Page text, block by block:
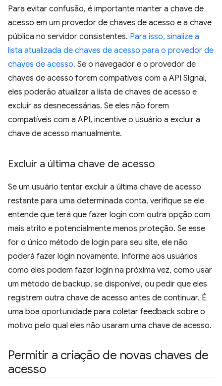
Para evitar confusão, é importante manter a chave de
acesso em um provedor de chaves de acesso e a chave
pública no servidor consistentes. Para isso, sinalize a
lista atualizada de chaves de acesso para o provedor de
chaves de acesso. Se o navegador e o provedor de
chaves de acesso forem compatíveis com a API Signal,
eles poderão atualizar a lista de chaves de acesso e
excluir as desnecessárias. Se eles não forem
compatíveis com a API, incentive o usuário a excluir a
chave de acesso manualmente.
Excluir a última chave de acesso
Se um usuário tentar excluir a última chave de acesso
restante para uma determinada conta, verifique se ele
entende que terá que fazer login com outra opção com
mais atrito e potencialmente menos proteção. Se esse
for o único método de login para seu site, ele não
poderá fazer login novamente. Informe aos usuários
como eles podem fazer login na próxima vez, como usar
um método de backup, se disponível, ou pedir que eles
registrem outra chave de acesso antes de continuar. É
uma boa oportunidade para coletar feedback sobre o
motivo pelo qual eles não usaram uma chave de acesso.
Permitir a criação de novas chaves de
acesso